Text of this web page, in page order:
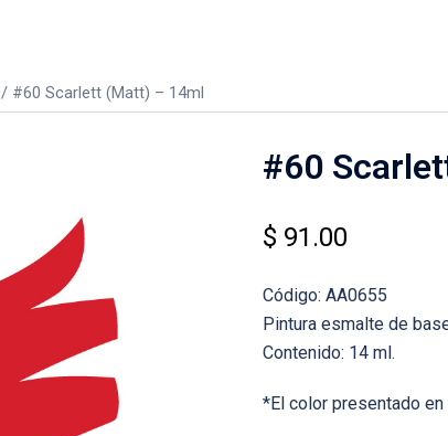
/ #60 Scarlett (Matt) – 14ml
#60
$ 91.00
Código: AA0655
Pintura esmalte de
Contenido: 14 ml.
*El color presentado